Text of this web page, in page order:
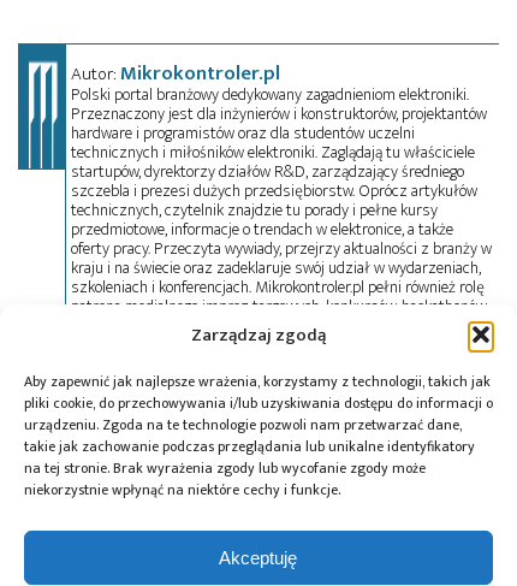
Zarządzaj zgodą
Aby zapewnić jak najlepsze wrażenia, korzystamy z technologii, takich jak
pliki cookie, do przechowywania i/lub uzyskiwania dostępu do informacji o
urządzeniu. Zgoda na te technologie pozwoli nam przetwarzać dane,
takie jak zachowanie podczas przeglądania lub unikalne identyfikatory
na tej stronie. Brak wyrażenia zgody lub wycofanie zgody może
niekorzystnie wpłynąć na niektóre cechy i funkcje.
Akceptuję
Autor:Mikrokontroler.pl
Polski portal branżowy dedykowany zagadnieniom elektroniki.
Przeznaczony jest dla inżynierów i konstruktorów, projektantów
hardware i programistów oraz dla studentów uczelni
technicznych i miłośników elektroniki. Zaglądają tu właściciele
startupów, dyrektorzy działów R&D, zarządzający średniego
szczebla i prezesi dużych przedsiębiorstw. Oprócz artykułów
technicznych, czytelnik znajdzie tu porady i pełne kursy
przedmiotowe, informacje o trendach w elektronice, a także
oferty pracy. Przeczyta wywiady, przejrzy aktualności z branży w
kraju i na świecie oraz zadeklaruje swój udział w wydarzeniach,
szkoleniach i konferencjach. Mikrokontroler.pl pełni również rolę
patrona medialnego imprez targowych, konkursów, hackathonów
i seminariów. Zapraszamy do współpracy!
Tagi:ColdFire,Freescale,Future Electronics,Kinetis,
mikrokontrolery,TSS
Przeczytaj również: